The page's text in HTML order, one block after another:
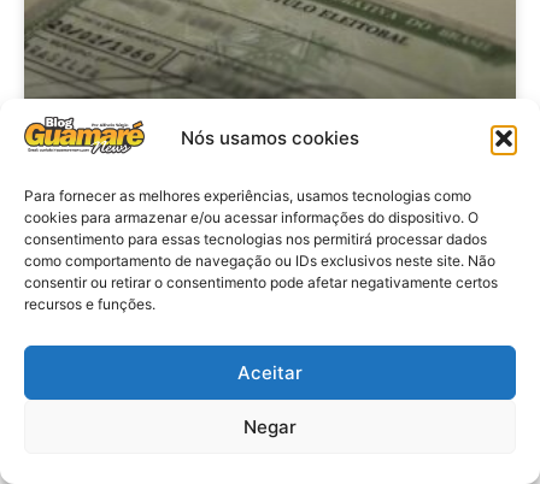
Nós usamos cookies
Para fornecer as melhores experiências, usamos tecnologias como
cookies para armazenar e/ou acessar informações do dispositivo. O
consentimento para essas tecnologias nos permitirá processar dados
como comportamento de navegação ou IDs exclusivos neste site. Não
consentir ou retirar o consentimento pode afetar negativamente certos
recursos e funções.
Aceitar
Negar
Brasil: Policia Federal investiga
753 casos de crimes eleitorais
antes das eleições